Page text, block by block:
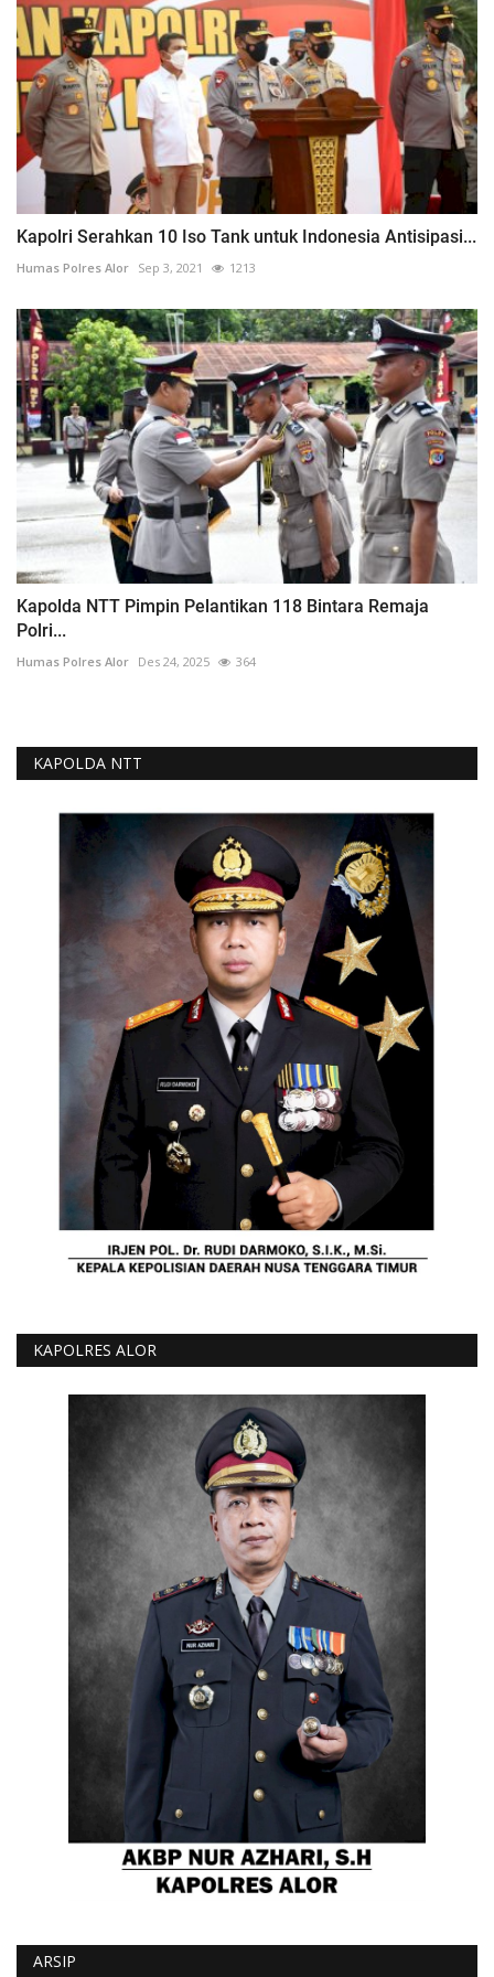
Kapolri Serahkan 10 Iso Tank untuk Indonesia Antisipasi...
Humas Polres Alor Sep 3, 2021 1213
Kapolda NTT Pimpin Pelantikan 118 Bintara Remaja
Polri...
Humas Polres Alor Des 24, 2025 364
KAPOLDA NTT
KAPOLRES ALOR
ARSIP